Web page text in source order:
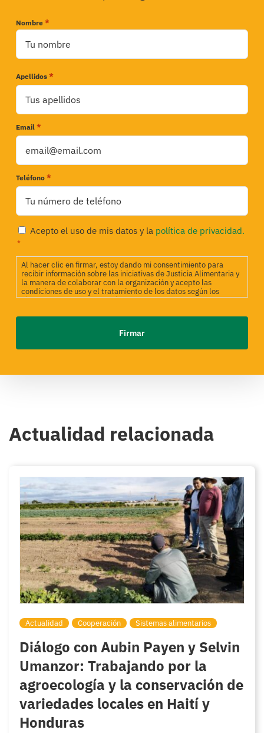
Nombre *
Apellidos *
Email *
Teléfono *
Privacidad
* Acepto el uso de mis datos y la política de privacidad.
*
Al hacer clic en firmar, estoy dando mi consentimiento para
recibir información sobre las iniciativas de Justicia Alimentaria y
la manera de colaborar con la organización y acepto las
condiciones de uso y el tratamiento de los datos según los
términos incluidos en la Política de Privacidad. Desde Justicia
gestionar la relación de manera transparente y alineada con
derechos, no dudes en ponerte en contacto con nosotros a
Actualidad relacionada
Actualidad Cooperación Sistemas alimentarios
Diálogo con Aubin Payen y Selvin
Umanzor: Trabajando por la
agroecología y la conservación de
variedades locales en Haití y
Honduras